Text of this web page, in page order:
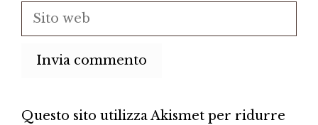
Sito
web
Questo sito utilizza Akismet per ridurre